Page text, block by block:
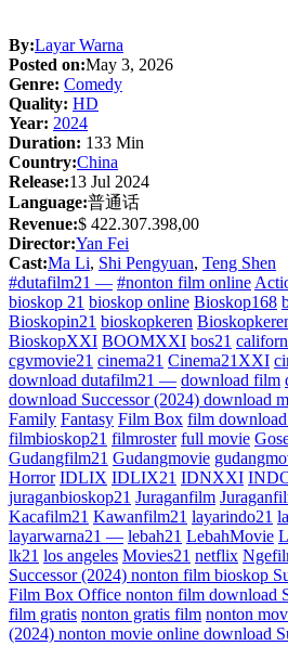
By:Layar Warna
Posted on:May 3, 2026
Genre: Comedy
Quality: HD
Year: 2024
Duration: 133 Min
Country:China
Release:13 Jul 2024
Language:普通话
Revenue:$ 422.307.398,00
Director:Yan Fei
Cast:Ma Li, Shi Pengyuan, Teng Shen
#dutafilm21 — #nonton film online
bioskop 21 bioskop online Bioskop168
Bioskopin21 bioskopkeren
BioskopXXI BOOMXXI bos21
cgvmovie21 cinema21 Cinema21XXI
download dutafilm21 — download film
download Successor (2024) download
Family Fantasy Film Box film
filmbioskop21 filmroster full movie
Gudangfilm21 Gudangmovie
Horror IDLIX IDLIX21 IDNXXI
juraganbioskop21 Juraganfilm
Kacafilm21 Kawanfilm21 layarindo21
layarwarna21 — lebah21 LebahMovie
lk21 los angeles Movies21 netflix
Successor (2024) nonton film bioskop
Film Box Office nonton film download
film gratis nonton gratis film nonton
(2024) nonton movie online download